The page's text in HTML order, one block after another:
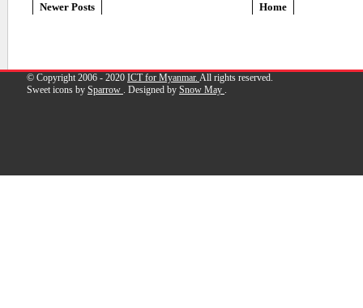
Newer Posts Home
© Copyright 2006 - 2020 ICT for Myanmar. All rights reserved.
Sweet icons by Sparrow . Designed by Snow May .